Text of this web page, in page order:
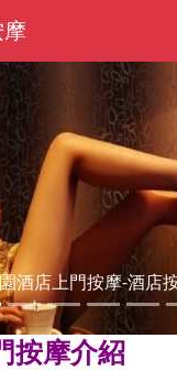
北派遣按摩-夫妻按摩
按摩介紹